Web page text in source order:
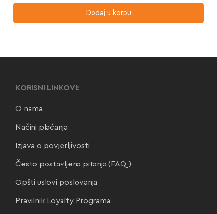
Dodaj u korpu
KORISNI LINKOVI:
O nama
Načini plaćanja
Izjava o povjerljivosti
Često postavljena pitanja (FAQ)
Opšti uslovi poslovanja
Pravilnik Loyalty Programa